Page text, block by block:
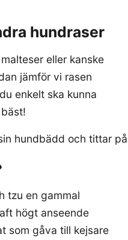
hundraser
eller kanske
jämför vi rasen
enkelt ska kunna
tzu en gammal
högt anseende
som gåva till kejsare